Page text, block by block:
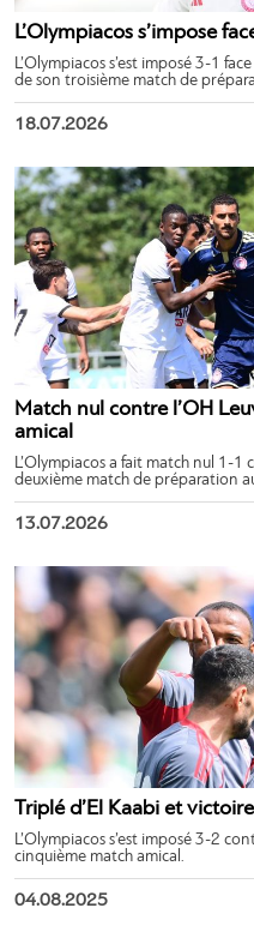
L’Olympiacos s’impose
L’Olympiacos s’est imposé 3-1
de son troisième match de
18.07.2026
Match nul contre l’OH
amical
L’Olympiacos a fait match nul 1-1
deuxième match de préparation
13.07.2026
Triplé d’El Kaabi et
L’Olympiacos s’est imposé 3-2
cinquième match amical.
04.08.2025